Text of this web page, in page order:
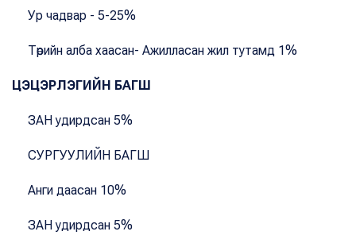
Ур чадвар - 5-25%
Төрийн алба хаасан- Ажилласан жил тутамд 1%
ЦЭЦЭРЛЭГИЙН БАГШ
ЗАН удирдсан 5%
СУРГУУЛИЙН БАГШ
Анги даасан 10%
ЗАН удирдсан 5%